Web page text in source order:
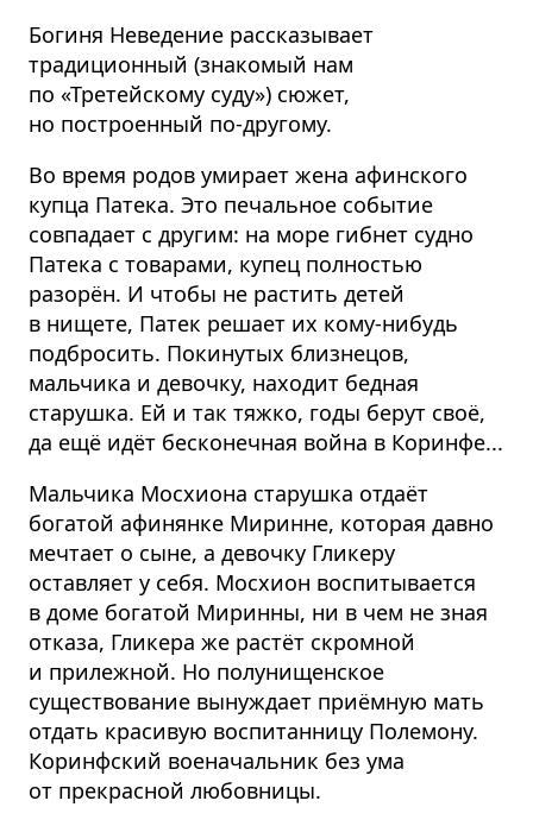
Богиня Неведение рассказывает
традиционный (знакомый нам
по «Третейскому суду») сюжет,
но построенный по-другому.
Во время родов умирает жена афинского
купца Патека. Это печальное событие
совпадает с другим: на море гибнет судно
Патека с товарами, купец полностью
разорён. И чтобы не растить детей
в нищете, Патек решает их кому-нибудь
подбросить. Покинутых близнецов,
мальчика и девочку, находит бедная
старушка. Ей и так тяжко, годы берут своё,
да ещё идёт бесконечная война в Коринфе...
Мальчика Мосхиона старушка отдаёт
богатой афинянке Миринне, которая давно
мечтает о сыне, а девочку Гликеру
оставляет у себя. Мосхион воспитывается
в доме богатой Миринны, ни в чем не зная
отказа, Гликера же растёт скромной
и прилежной. Но полунищенское
существование вынуждает приёмную мать
отдать красивую воспитанницу Полемону.
Коринфский военачальник без ума
от прекрасной любовницы.